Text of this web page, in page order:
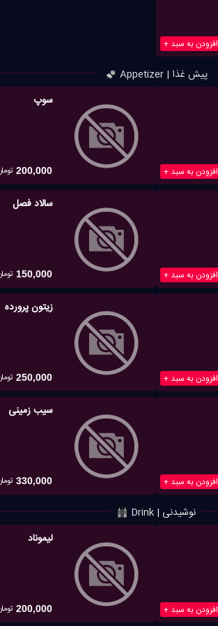
افزودن به سبد +
پیش غذا | Appetizer
افزودن به سبد +
سوپ
200,000
افزودن به سبد +
سالاد فصل
150,000
افزودن به سبد +
زیتون پرورده
250,000
افزودن به سبد +
سیب زمینی
330,000
نوشیدنی | Drink
افزودن به سبد +
لیموناد
200,000